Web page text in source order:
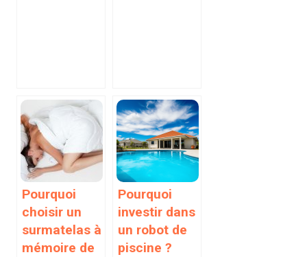
Pourquoi
choisir un
surmatelas à
mémoire de
Pourquoi
investir dans
un robot de
piscine ?